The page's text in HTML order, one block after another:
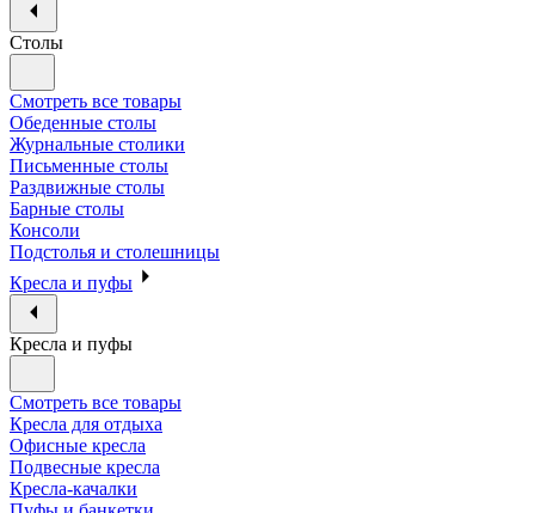
Столы
Смотреть все товары
Обеденные столы
Журнальные столики
Письменные столы
Раздвижные столы
Барные столы
Консоли
Подстолья и столешницы
Кресла и пуфы
Кресла и пуфы
Смотреть все товары
Кресла для отдыха
Офисные кресла
Подвесные кресла
Кресла-качалки